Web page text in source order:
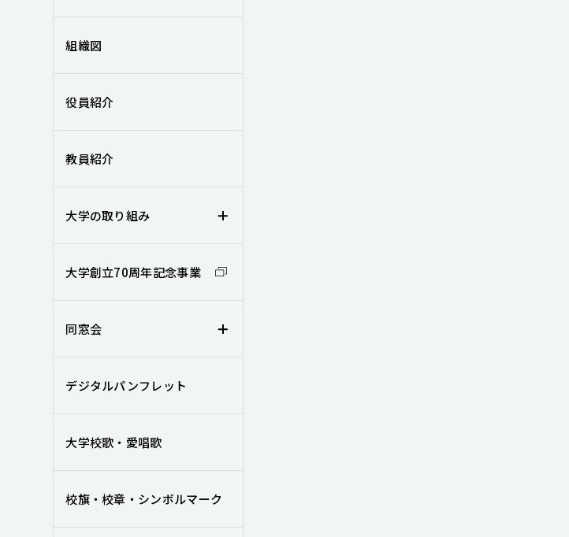
組織図
役員紹介
教員紹介
大学の取り組み
大学創立70周年記念事業
同窓会
デジタルパンフレット
大学校歌・愛唱歌
校旗・校章・シンボルマーク